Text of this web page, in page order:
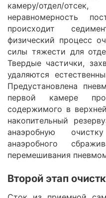
камеру/отдел/
неравномерность
происходит
физический процесс
силы тяжести для
Твердые частички,
удаляются
Предустановлена
первой камере
содержимого в
накопительный
анаэробную
анаэробного
перемешивания
Второй этап